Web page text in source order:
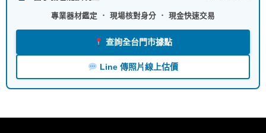
專業器材鑑定 ． 現場核對身分 ． 現金快速交易
查詢全台門市據點
Line 傳照片線上估價